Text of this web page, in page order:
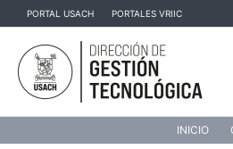
al
contenido
PORTAL USACH PORTALES VRIIC
INICIO